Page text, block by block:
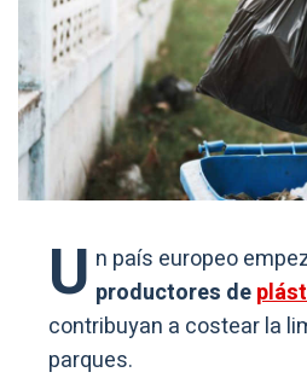
U n país europeo
productores de
contribuyan a costear la
parques.